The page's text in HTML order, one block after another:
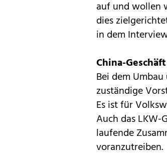
auf und wollen
dies
in dem
China-
Bei dem
zuständige
Es ist für
Auch das
laufende
voranzutreiben.